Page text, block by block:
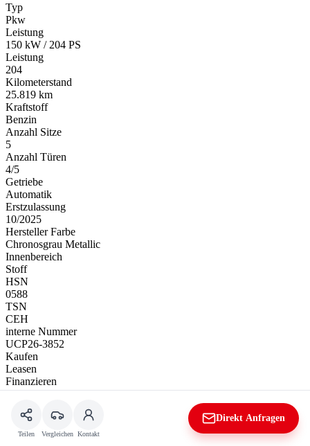
Typ
Pkw
Leistung
150 kW / 204 PS
Leistung
204
Kilometerstand
25.819 km
Kraftstoff
Benzin
Anzahl Sitze
5
Anzahl Türen
4/5
Getriebe
Automatik
Erstzulassung
10/2025
Hersteller Farbe
Chronosgrau Metallic
Innenbereich
Stoff
HSN
0588
TSN
CEH
interne Nummer
UCP26-3852
Kaufen
Leasen
Finanzieren
Rechner
Kaufpreis
Teilen Vergleichen Kontakt
Direkt Anfragen